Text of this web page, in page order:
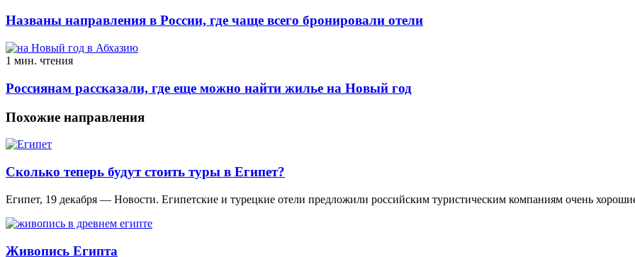
Названы направления в России, где чаще всего бронировали отели
1 мин. чтения
Россиянам рассказали, где еще можно найти жилье на Новый год
Похожие направления
Сколько теперь будут стоить туры в Египет?
Египет, 19 декабря — Новости. Египетские и турецкие отели предложили российским туристическим компаниям очень
Живопись Египта